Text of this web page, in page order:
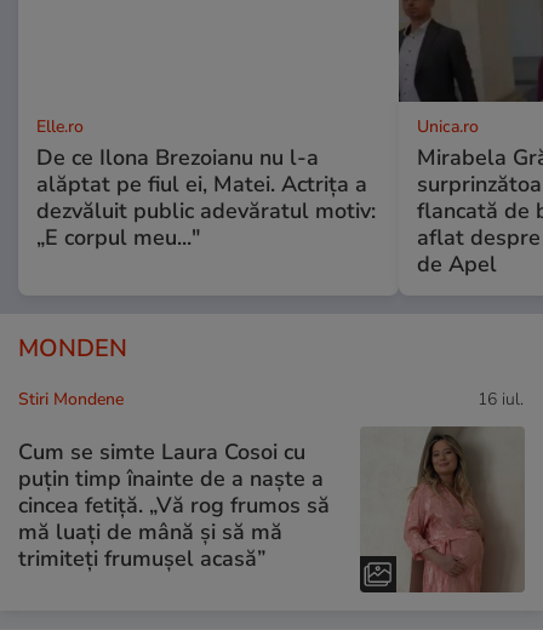
Elle.ro
De ce Ilona Brezoianu nu l-a
alăptat pe fiul ei, Matei. Actrița a
dezvăluit public adevăratul motiv:
„E corpul meu..."
Unica.ro
Mirabela
flancată de
aflat
de Apel
MONDEN
Stiri Mondene 16 iul.
Cum se simte Laura Cosoi cu
puțin timp înainte de a naște a
cincea fetiță. „Vă rog frumos să
mă luați de mână și să mă
trimiteți frumușel acasă”